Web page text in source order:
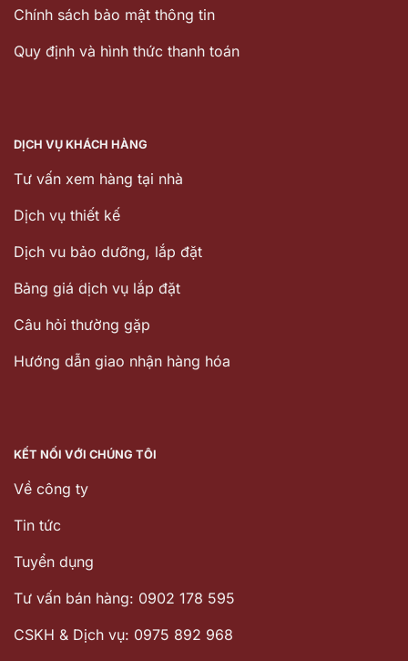
Chính sách bảo mật thông tin
Quy định và hình thức thanh toán
DỊCH VỤ KHÁCH HÀNG
Tư vấn xem hàng tại nhà
Dịch vụ thiết kế
Dịch vu bảo dưỡng, lắp đặt
Bảng giá dịch vụ lắp đặt
Câu hỏi thường gặp
Hướng dẫn giao nhận hàng hóa
KẾT NỐI VỚI CHÚNG TÔI
Về công ty
Tin tức
Tuyển dụng
Tư vấn bán hàng: 0902 178 595
CSKH & Dịch vụ: 0975 892 968